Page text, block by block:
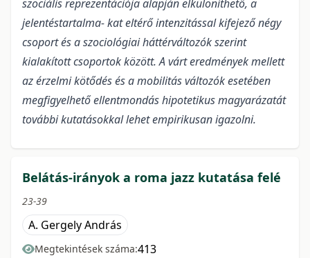
szociális reprezentációja alapján elkülöníthető, a
jelentéstartalma- kat eltérő intenzitással kifejező négy
csoport és a szociológiai háttérváltozók szerint
kialakított csoportok között. A várt eredmények mellett
az érzelmi kötődés és a mobilitás változók esetében
megfigyelhető ellentmondás hipotetikus magyarázatát
további kutatásokkal lehet empirikusan igazolni.
Belátás-irányok a roma jazz kutatása felé
23-39
A. Gergely András
Megtekintések száma:413